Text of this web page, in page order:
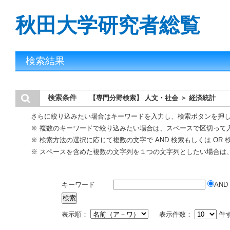
秋田大学研究者総覧
検索結果
検索条件 【専門分野検索】 人文・社会 ＞ 経済統計
さらに絞り込みたい場合はキーワードを入力し、検索ボタンを押
※ 複数のキーワードで絞り込みたい場合は、スペースで区切って
※ 検索方法の選択に応じて複数の文字で AND 検索もしくは OR
※ スペースを含めた複数の文字列を１つの文字列としたい場合は
キーワード AND
表示順： 表示件数： 件